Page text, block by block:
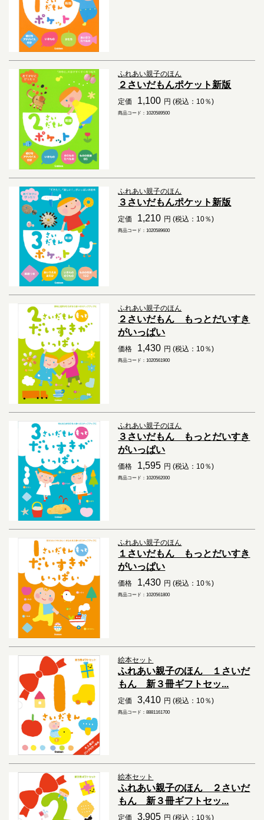
ふれあい親子のほん
２さいだもんポケット新版
定価 1,100 円 (税込：10％)
商品コード：1020589500
ふれあい親子のほん
３さいだもんポケット新版
定価 1,210 円 (税込：10％)
商品コード：1020589600
ふれあい親子のほん
２さいだもん もっとだいすき
がいっぱい
価格 1,430 円 (税込：10％)
商品コード：1020561900
ふれあい親子のほん
３さいだもん もっとだいすき
がいっぱい
価格 1,595 円 (税込：10％)
商品コード：1020562000
ふれあい親子のほん
１さいだもん もっとだいすき
がいっぱい
価格 1,430 円 (税込：10％)
商品コード：1020561800
絵本セット
ふれあい親子のほん １さいだ
もん 新３冊ギフトセッ...
定価 3,410 円 (税込：10％)
商品コード：8881161700
絵本セット
ふれあい親子のほん ２さいだ
もん 新３冊ギフトセッ...
定価 3,905 円 (税込：10％)